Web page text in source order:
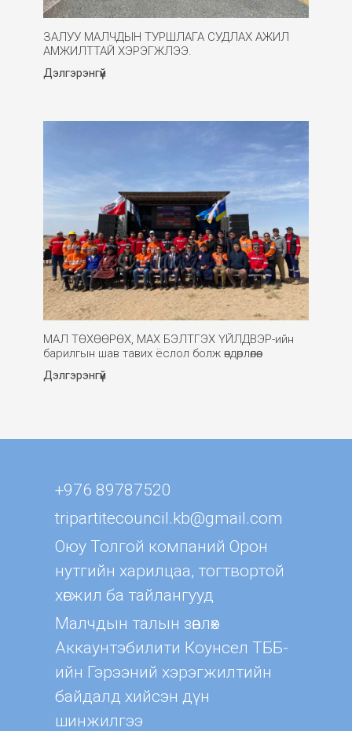
ЗАЛУУ МАЛЧДЫН ТУРШЛАГА СУДЛАХ АЖИЛ
АМЖИЛТТАЙ ХЭРЭГЖЛЭЭ.
Дэлгэрэнгүй
МАЛ ТӨХӨӨРӨХ, МАХ БЭЛТГЭХ ҮЙЛДВЭР-ийн
барилгын шав тавих ёслол болж өндөрлөлөө.
Дэлгэрэнгүй
+976 89787520
tripartitecouncil.kb@gmail.com
Оюу Толгой компаний Орон
нутгийн харилцаа, тогтвортой
хөгжил ба тайлангууд
Малчдын талын зөвлөх
Aккаунтэбилити Коунсел ТББ-
ийн Гэрээний хэрэгжилтийн
байдалд хийсэн дүн
шинжилгээ